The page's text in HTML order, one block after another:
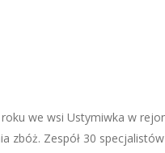
we wsi Ustymiwka w
zbóż. Zespół 30